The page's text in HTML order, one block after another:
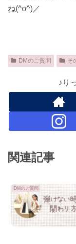
ね(^o^)／
DMのご質問 そ
♪り
関連記事
DMのご質問